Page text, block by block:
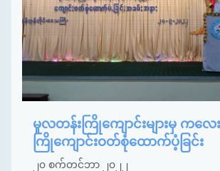
မူလတန်းကြိုကျောင်းများမှ ကလေး
ကြိုကျောင်းဝတ်စုံထောက်ပံ့ခြင်း
၂၀ စက်တင်ဘာ ၂၀၂၂